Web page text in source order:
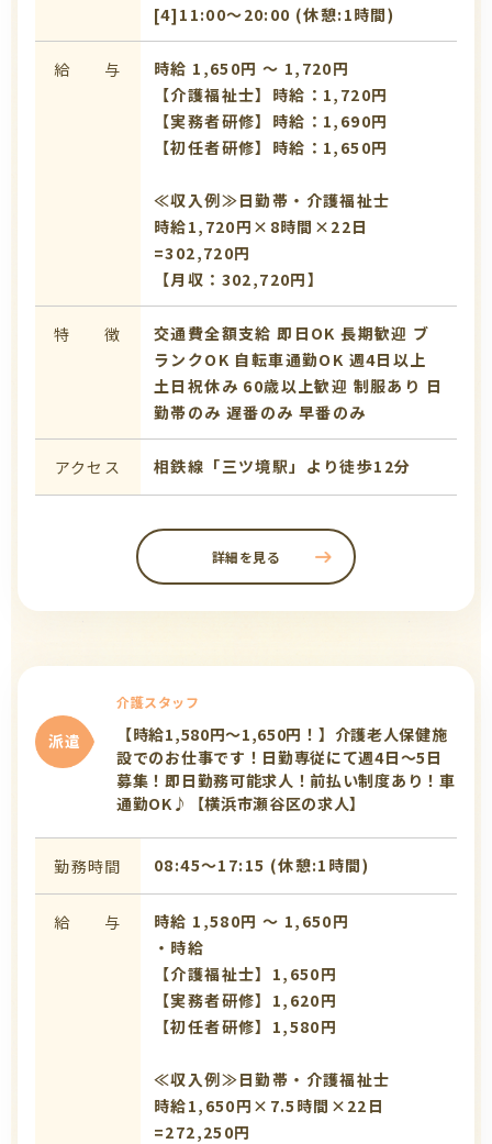
[4]11:00〜20:00 (休憩:1時間)
給 与
時給 1,650円 〜 1,720円
【介護福祉士】時給：1,720円
【実務者研修】時給：1,690円
【初任者研修】時給：1,650円
≪収入例≫日勤帯・介護福祉士
時給1,720円×8時間×22日
=302,720円
【月収：302,720円】
特 徴 交通費全額支給 即日OK 長期歓迎 ブ
ランクOK 自転車通勤OK 週4日以上
土日祝休み 60歳以上歓迎 制服あり 日
勤帯のみ 遅番のみ 早番のみ
アクセス 相鉄線「三ツ境駅」より徒歩12分
詳細を見る
派遣
介護スタッフ
【時給1,580円～1,650円！】介護老人保健施
設でのお仕事です！日勤専従にて週4日～5日
募集！即日勤務可能求人！前払い制度あり！車
通勤OK♪【横浜市瀬谷区の求人】
勤務時間 08:45〜17:15 (休憩:1時間)
給 与
時給 1,580円 〜 1,650円
・時給
【介護福祉士】1,650円
【実務者研修】1,620円
【初任者研修】1,580円
≪収入例≫日勤帯・介護福祉士
時給1,650円×7.5時間×22日
=272,250円